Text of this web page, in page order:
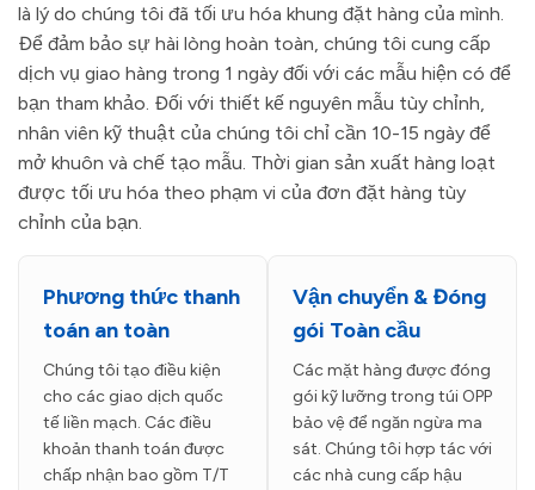
là lý do chúng tôi đã tối ưu hóa khung đặt hàng của mình.
Để đảm bảo sự hài lòng hoàn toàn, chúng tôi cung cấp
dịch vụ giao hàng trong 1 ngày đối với các mẫu hiện có để
bạn tham khảo. Đối với thiết kế nguyên mẫu tùy chỉnh,
nhân viên kỹ thuật của chúng tôi chỉ cần 10-15 ngày để
mở khuôn và chế tạo mẫu. Thời gian sản xuất hàng loạt
được tối ưu hóa theo phạm vi của đơn đặt hàng tùy
chỉnh của bạn.
Phương thức thanh
toán an toàn
Chúng tôi tạo điều kiện
cho các giao dịch quốc
tế liền mạch. Các điều
khoản thanh toán được
chấp nhận bao gồm T/T
Vận chuyển & Đóng
gói Toàn cầu
Các mặt hàng được đóng
gói kỹ lưỡng trong túi OPP
bảo vệ để ngăn ngừa ma
sát. Chúng tôi hợp tác với
các nhà cung cấp hậu